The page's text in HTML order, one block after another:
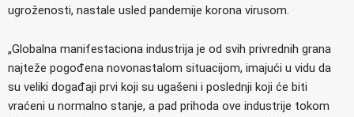
ugroženosti, nastale usled pandemije korona virusom.
„Globalna manifestaciona industrija je od svih privrednih grana
najteže pogođena novonastalom situacijom, imajući u vidu da
su veliki događaji prvi koji su ugašeni i poslednji koji će biti
vraćeni u normalno stanje, a pad prihoda ove industrije tokom